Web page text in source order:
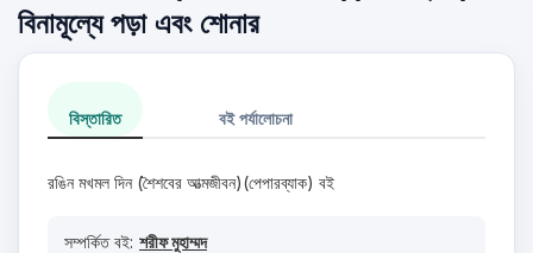
বিনামূল্যে পড়া এবং শোনার
বিস্তারিত বই পর্যালোচনা
রঙিন মখমল দিন (শৈশবের আত্মজীবন)(পেপারব্যাক) বই
সম্পর্কিত বই: শরীফ মুহাম্মদ